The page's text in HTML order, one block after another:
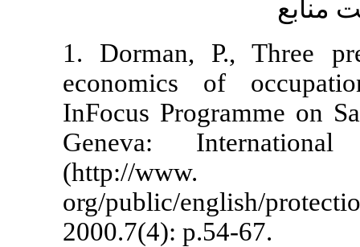
1. Dorman,
economics
InFocus
Geneva:
org/public/
2000.7(4):